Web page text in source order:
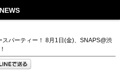
NEWS
スパーティー！ 8月1日(金)、SNAPS@渋